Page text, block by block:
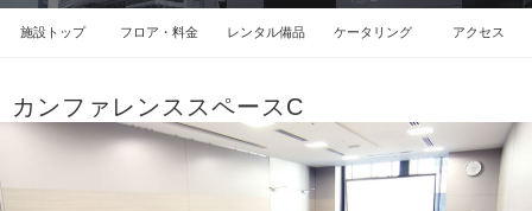
施設トップ フロア・料金 レンタル備品 ケータリング アクセス
カンファレンススペースC